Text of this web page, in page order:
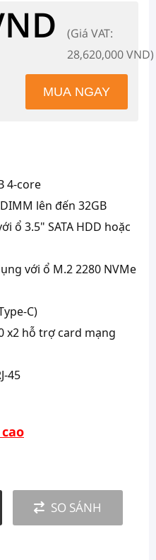
(Giá VAT:
28,620,000 VND)
4-core
lên đến 32GB
ổ 3.5" SATA HDD hoặc
với ổ M.2 2280 NVMe
C)
x2 hỗ trợ card mạng
45
SO SÁNH